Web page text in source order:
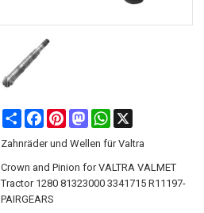
Share FacebookPinterestMastodonWhatsApp
Zahnräder und Wellen für Valtra
Crown and Pinion for VALTRA VALMET
Tractor 1280 81323000 3341715 R11197-
PAIRGEARS